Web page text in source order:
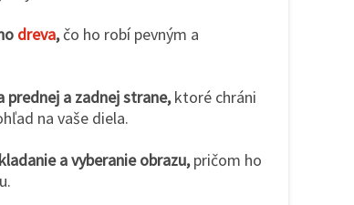
dreva,čo ho robí pevným a
prednej a zadnej strane,ktoré chráni
na vaše diela.
a vyberanie obrazu,pričom ho